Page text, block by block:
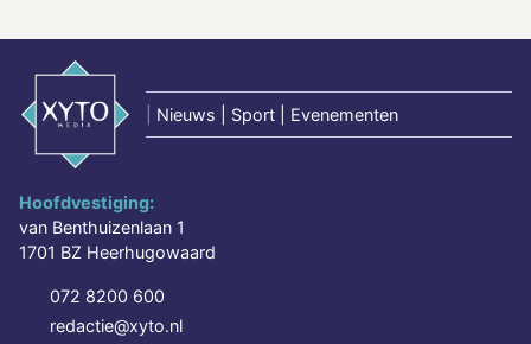
Nieuws | Sport | Evenementen
Hoofdvestiging:
van Benthuizenlaan 1
1701 BZ Heerhugowaard
072 8200 600
redactie@xyto.nl